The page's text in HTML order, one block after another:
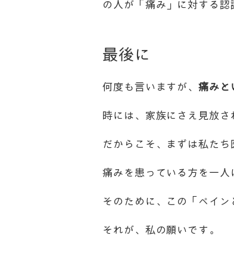
の人が「痛み」に対する
最後に
何度も言いますが、痛みと
時には、家族にさえ見放さ
だからこそ、まずは私たち
痛みを患っている方を一人
そのために、この「ペイン
それが、私の願いです。